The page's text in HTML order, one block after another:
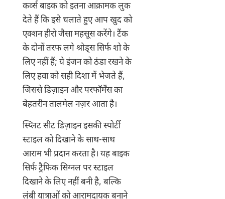
कर्व्स बाइक को इतना आक्रामक लुक
देते हैं कि इसे चलाते हुए आप खुद को
एक्शन हीरो जैसा महसूस करेंगे। टैंक
के दोनों तरफ लगे श्रोड्स सिर्फ शो के
लिए नहीं हैं; ये इंजन को ठंडा रखने के
लिए हवा को सही दिशा में भेजते हैं,
जिससे डिज़ाइन और परफॉर्मेंस का
बेहतरीन तालमेल नज़र आता है।
स्प्लिट सीट डिज़ाइन इसकी स्पोर्टी
स्टाइल को दिखाने के साथ-साथ
आराम भी प्रदान करता है। यह बाइक
सिर्फ ट्रैफिक सिग्नल पर स्टाइल
दिखाने के लिए नहीं बनी है, बल्कि
लंबी यात्राओं को आरामदायक बनाने